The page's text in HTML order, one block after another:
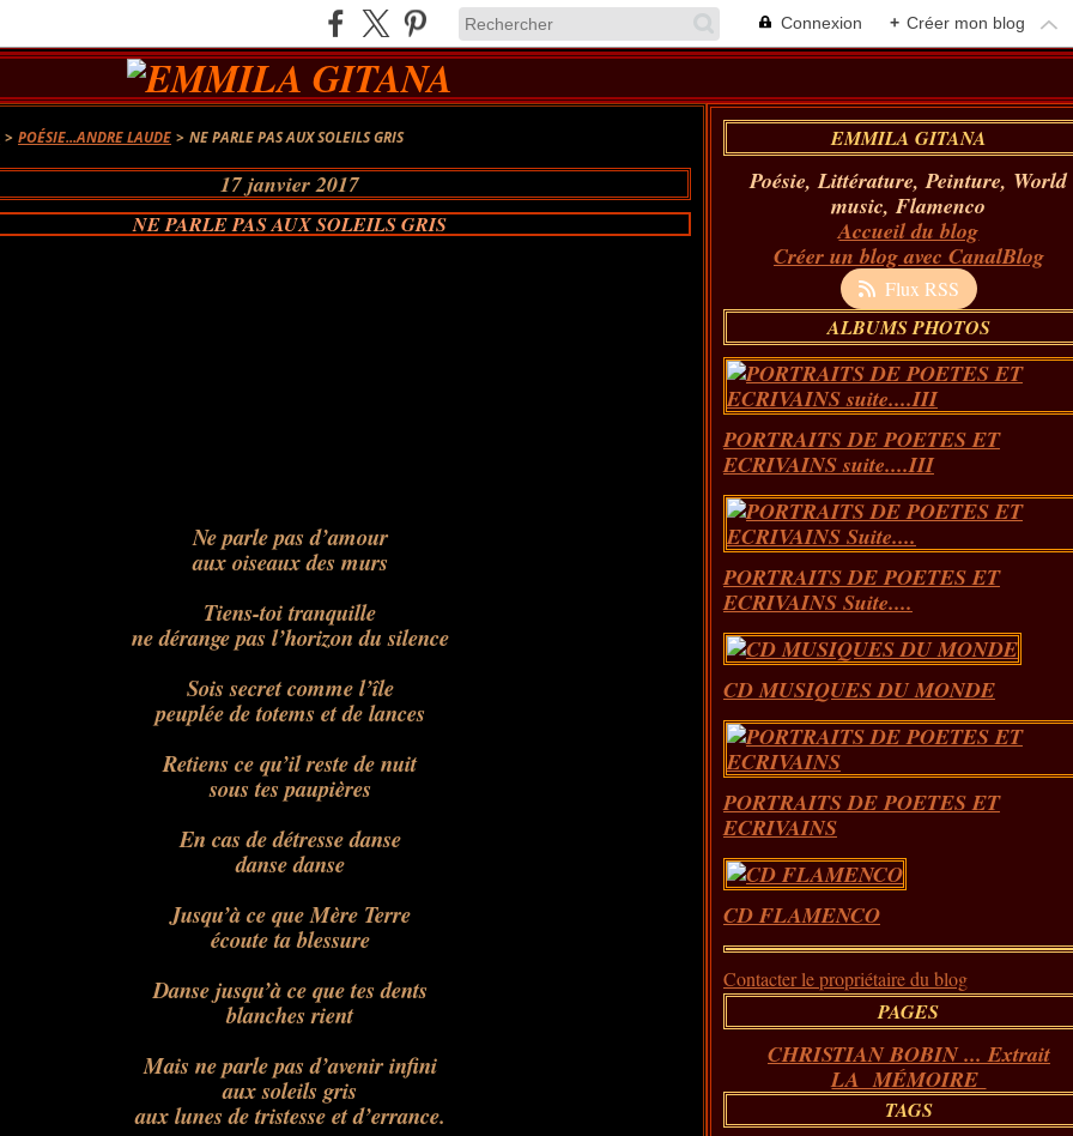
Connexion + Créer mon blog
> POÉSIE...ANDRE LAUDE > NE PARLE PAS AUX SOLEILS GRIS
17 janvier 2017
NE PARLE PAS AUX SOLEILS GRIS
Ne parle pas d’amour
aux oiseaux des murs
Tiens-toi tranquille
ne dérange pas l’horizon du silence
Sois secret comme l’île
peuplée de totems et de lances
Retiens ce qu’il reste de nuit
sous tes paupières
En cas de détresse danse
danse danse
Jusqu’à ce que Mère Terre
écoute ta blessure
Danse jusqu’à ce que tes dents
blanches rient
Mais ne parle pas d’avenir infini
aux soleils gris
aux lunes de tristesse et d’errance.
EMMILA GITANA
Poésie, Littérature, Peinture, World
music, Flamenco
Accueil du blog
Créer un blog avec CanalBlog
Flux RSS
ALBUMS PHOTOS
PORTRAITS DE POETES ET
ECRIVAINS suite....III
PORTRAITS DE POETES ET
ECRIVAINS Suite....
CD MUSIQUES DU MONDE
PORTRAITS DE POETES ET
ECRIVAINS
CD FLAMENCO
Contacter le propriétaire du blog
PAGES
CHRISTIAN BOBIN ... Extrait
LA MÉMOIRE
TAGS